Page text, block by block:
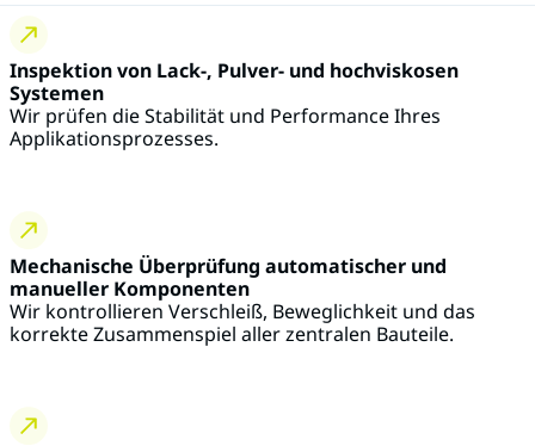
Inspektion von Lack-, Pulver- und hochviskosen
Systemen
Wir prüfen die Stabilität und Performance Ihres
Applikationsprozesses.
Mechanische Überprüfung automatischer und
manueller Komponenten
Wir kontrollieren Verschleiß, Beweglichkeit und das
korrekte Zusammenspiel aller zentralen Bauteile.